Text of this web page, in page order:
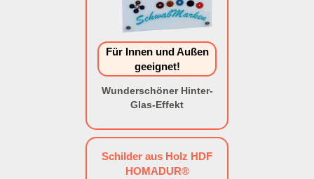
Für Innen und Außen
geeignet!
Wunderschöner Hinter-
Glas-Effekt
Schilder aus Holz HDF
HOMADUR®